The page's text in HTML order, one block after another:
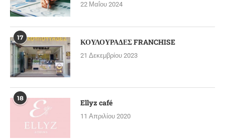
22 Μαΐου 2024
17 ΚΟΥΛΟΥΡΑΔΕΣ FRANCHISE
21 Δεκεμβρίου 2023
18 Ellyz café
11 Απριλίου 2020